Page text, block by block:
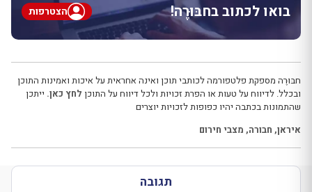
בואו לכתוב בחבּוּרֶה! הצטרפות
חבּוּרֶה מספקת פלטפורמה לכותבי תוכן ואינה אחראית על איכות ואמינות התוכן
ובכלל. לדיווח על טעות או הפרת זכויות ולכל דיווח על התוכן לחץ כאן. ייתכן
שהתמונות בכתבה יהיו כפופות לזכויות יוצרים
איראן, חבורה, מצבי חירום
תגובה